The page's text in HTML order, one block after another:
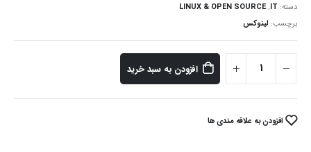
دسته: IT
,
LINUX & OPEN SOURCE
برچسب: لینوکس
افزودن به سبد خرید
افزودن به علاقه مندی ها